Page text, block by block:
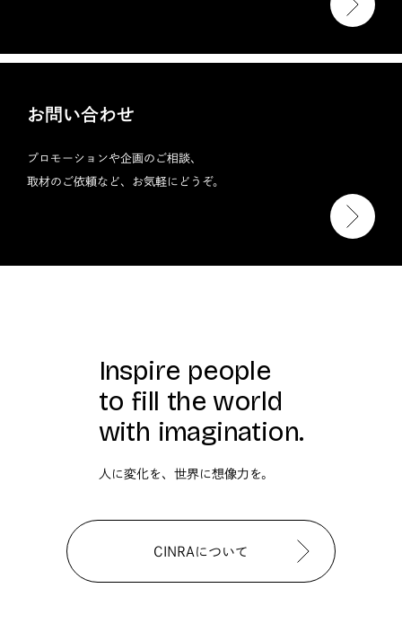
お問い合わせ
プロモーションや企画のご相談、
取材のご依頼など、お気軽にどうぞ。
Inspire people
to fill the world
with imagination.
人に変化を、世界に想像力を。
CINRAについて